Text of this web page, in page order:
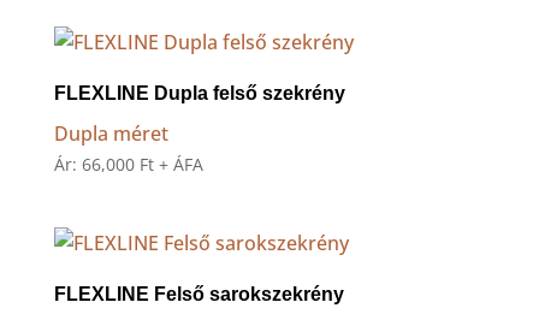
FLEXLINE Dupla felső szekrény
Dupla méret
Ár: 66,000 Ft + ÁFA
FLEXLINE Felső sarokszekrény